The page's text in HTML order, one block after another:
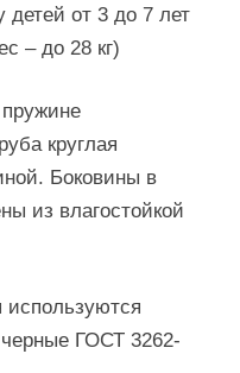
детей от 3 до 7 лет
– до 28 кг)
круглая
Боковины в
из влагостойкой
используются
ГОСТ 3262-